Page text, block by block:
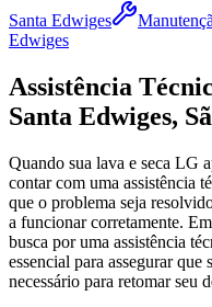
Santa Edwiges
Edwiges
Assistência
Santa Edwiges,
Quando sua lava e seca LG
contar com uma assistência
que o problema seja
a funcionar corretamente.
busca por uma assistência
essencial para assegurar que
necessário para retomar seu